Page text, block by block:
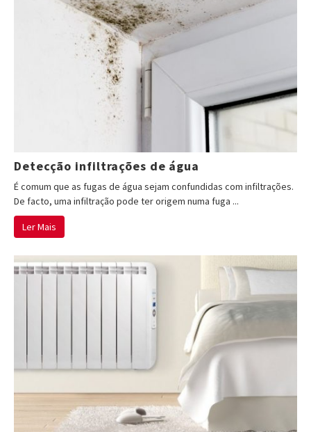
Detecção infiltrações de água
É comum que as fugas de água sejam confundidas com infiltrações.
De facto, uma infiltração pode ter origem numa fuga ...
Ler Mais